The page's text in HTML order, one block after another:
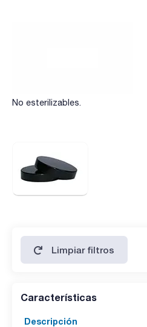
No esterilizables.
Limpiar filtros
Características
Descripción